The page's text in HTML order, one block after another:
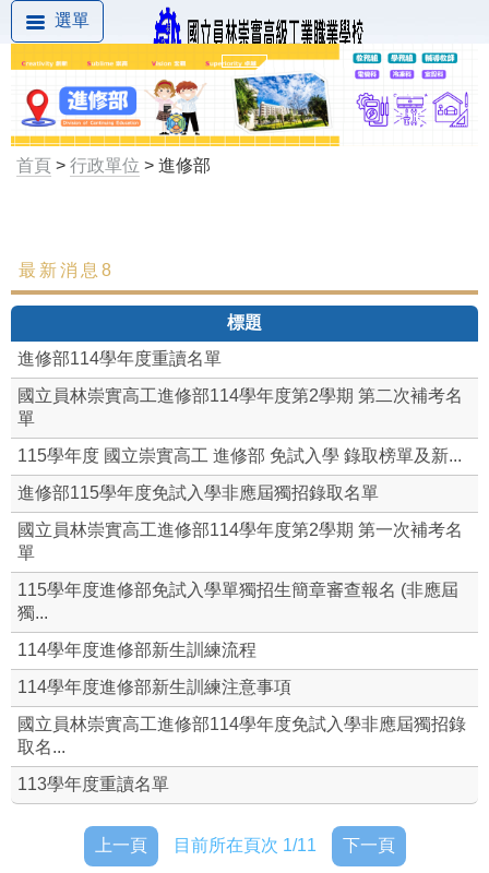
選單
首頁 > 行政單位 > 進修部
最新消息
歷任校務主任
進修部免試入學總召學校 (114學年度非應屆獨招)
進修部學生-校務系統(成績、獎懲、缺曠、學習歷程)
⇮ 升學資訊
學務組
本校整體課程計畫書(及課程手冊)
進修部課務辦理申請單
114學年度進修部課程計畫書-備查版
最新消息8
標題
進修部114學年度重讀名單
國立員林崇實高工進修部114學年度第2學期 第二次補考名
單
115學年度 國立崇實高工 進修部 免試入學 錄取榜單及新...
進修部115學年度免試入學非應屆獨招錄取名單
國立員林崇實高工進修部114學年度第2學期 第一次補考名
單
115學年度進修部免試入學單獨招生簡章審查報名 (非應屆
獨...
114學年度進修部新生訓練流程
114學年度進修部新生訓練注意事項
國立員林崇實高工進修部114學年度免試入學非應屆獨招錄
取名...
113學年度重讀名單
上一頁 目前所在頁次 1/11 下一頁